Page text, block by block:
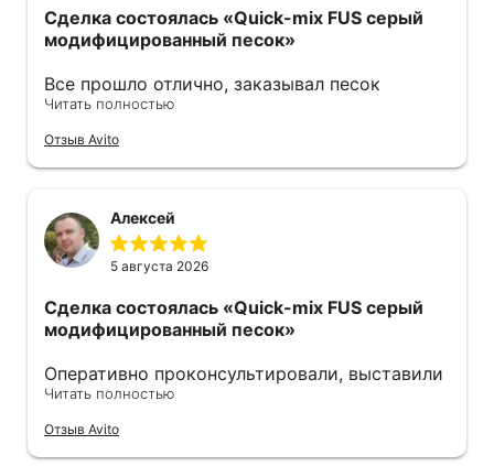
Сделка состоялась «Quick-mix FUS серый
модифицированный песок»
Все прошло отлично, заказывал песок
модифицированный. Продавец оперативно
Советую 👍
Читать полностью
Отзыв Avito
Алексей
5 августа 2026
Сделка состоялась «Quick-mix FUS серый
модифицированный песок»
Оперативно проконсультировали, выставили
счёт. Удобно оплачивать по qr-коду. На
пришлось подождать, правда, но песок
Читать полностью
Отзыв Avito